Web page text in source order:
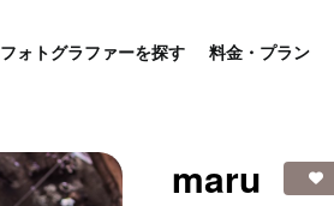
フォトグラファーを探す 料金・プラン
maru